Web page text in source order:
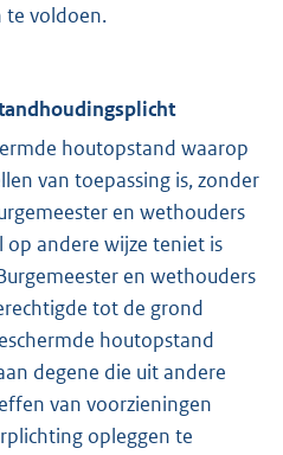
te voldoen.
houtopstand waarop
van toepassing is, zonder
en wethouders
op andere wijze teniet is
en wethouders
tot de grond
houtopstand
degene die uit andere
van voorzieningen
opleggen te